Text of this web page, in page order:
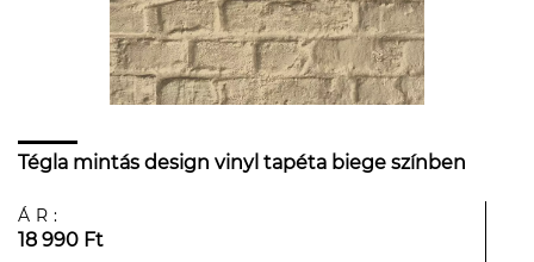
Tégla mintás design vinyl tapéta biege színben
ÁR:
18 990 Ft